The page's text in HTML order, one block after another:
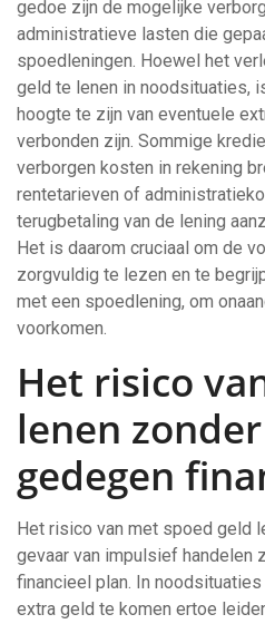
gedoe zijn de mogelijke
administratieve lasten die
spoedleningen. Hoewel het
geld te lenen in noodsituaties,
hoogte te zijn van eventuele
verbonden zijn. Sommige
verborgen kosten in rekening
rentetarieven of
terugbetaling van de lening
Het is daarom cruciaal om de
zorgvuldig te lezen en te
met een spoedlening, om
voorkomen.
Het risico
lenen
gedegen
Het risico van met spoed geld
gevaar van impulsief handelen
financieel plan. In
extra geld te komen ertoe